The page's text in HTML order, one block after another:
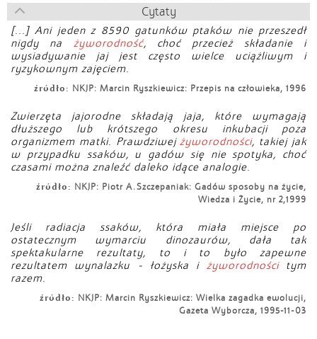
Cytaty
[...] Ani jeden z 8590 gatunków ptaków nie przeszedł
nigdy na żyworodność, choć przecież składanie i
wysiadywanie jaj jest często wielce uciążliwym i
ryzykownym zajęciem.
źródło: NKJP: Marcin Ryszkiewicz: Przepis na człowieka, 1996
Zwierzęta jajorodne składają jaja, które wymagają
dłuższego lub krótszego okresu inkubacji poza
organizmem matki. Prawdziwejżyworodności, takiej jak
w przypadku ssaków, u gadów się nie spotyka, choć
czasami można znaleźć daleko idące analogie.
źródło: NKJP: Piotr A.Szczepaniak: Gadów sposoby na życie,
Wiedza i Życie, nr 2,1999
Jeśli radiacja ssaków, która miała miejsce po
ostatecznym wymarciu dinozaurów, dała tak
spektakularne rezultaty, to i to było zapewne
rezultatem wynalazku - łożyska i żyworodnościtym
razem.
źródło: NKJP: Marcin Ryszkiewicz: Wielka zagadka ewolucji,
Gazeta Wyborcza, 1995-11-03